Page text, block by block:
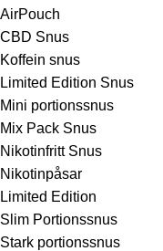
AirPouch
CBD Snus
Koffein snus
Limited Edition Snus
Mini portionssnus
Mix Pack Snus
Nikotinfritt Snus
Nikotinpåsar
Limited Edition
Slim Portionssnus
Stark portionssnus